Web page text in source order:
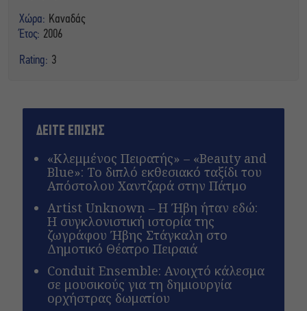
Χώρα: Καναδάς
Έτος: 2006
Rating: 3
ΔΕΙΤΕ ΕΠΙΣΗΣ
«Κλεμμένος Πειρατής» – «Beauty and
Blue»: Το διπλό εκθεσιακό ταξίδι του
Απόστολου Χαντζαρά στην Πάτμο
Artist Unknown – Η Ήβη ήταν εδώ:
Η συγκλονιστική ιστορία της
ζωγράφου Ήβης Στάγκαλη στο
Δημοτικό Θέατρο Πειραιά
Conduit Ensemble: Ανοιχτό κάλεσμα
σε μουσικούς για τη δημιουργία
ορχήστρας δωματίου